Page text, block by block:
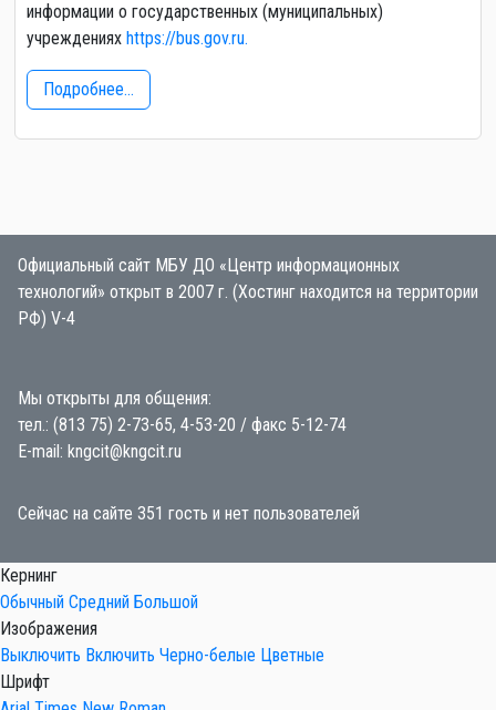
информации о государственных (муниципальных)
учреждениях https://bus.gov.ru.
Подробнее...
Официальный сайт МБУ ДО «Центр информационных
технологий» открыт в 2007 г. (Хостинг находится на территории
РФ) V-4
Мы открыты для общения:
тел.: (813 75) 2-73-65, 4-53-20 / факс 5-12-74
E-mail: kngcit@kngcit.ru
Сейчас на сайте 351 гость и нет пользователей
Кернинг
Обычный Средний Большой
Изображения
Выключить Включить Черно-белые Цветные
Шрифт